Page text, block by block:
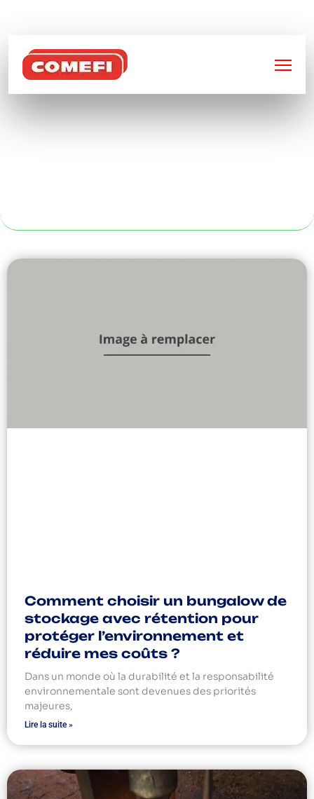
CAISSE PALETTE
Comment choisir un bungalow de
stockage avec rétention pour
protéger l’environnement et
réduire mes coûts ?
Dans un monde où la durabilité et la responsabilité
environnementale sont devenues des priorités
majeures,
Lire la suite »